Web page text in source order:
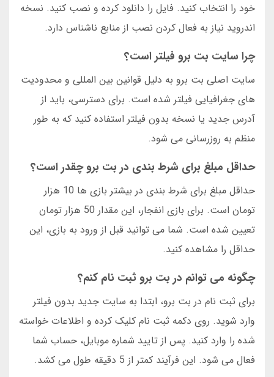
خود را انتخاب کنید. فایل را دانلود کرده و نصب کنید. نسخه
اندروید نیاز به فعال کردن نصب از منابع ناشناس دارد.
چرا سایت بت برو فیلتر است؟
سایت اصلی بت برو به دلیل قوانین بین المللی و محدودیت
های جغرافیایی فیلتر شده است. برای دسترسی، باید از
آدرس جدید یا نسخه بدون فیلتر استفاده کنید که به طور
منظم به روزرسانی می شود.
حداقل مبلغ برای شرط بندی در بت برو چقدر است؟
حداقل مبلغ برای شرط بندی در بیشتر بازی ها 10 هزار
تومان است. برای بازی انفجار، این مقدار 50 هزار تومان
تعیین شده است. شما می توانید قبل از ورود به بازی، این
حداقل را مشاهده کنید.
چگونه می توانم در بت برو ثبت نام کنم؟
برای ثبت نام در بت برو، ابتدا به سایت جدید بدون فیلتر
وارد شوید. روی دکمه ثبت نام کلیک کرده و اطلاعات خواسته
شده را وارد کنید. پس از تایید شماره موبایل، حساب شما
فعال می شود. این فرآیند کمتر از 5 دقیقه طول می کشد.